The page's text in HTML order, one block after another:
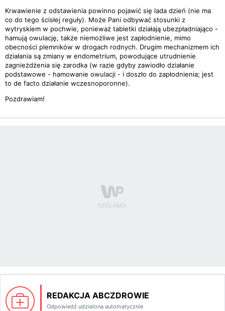
Krwawienie z odstawienia powinno pojawić się lada dzień (nie ma
co do tego ścisłej reguły). Może Pani odbywać stosunki z
wytryskiem w pochwie, ponieważ tabletki działają ubezpładniająco -
hamują owulację, także niemożliwe jest zapłodnienie, mimo
obecności plemników w drogach rodnych. Drugim mechanizmem ich
działania są zmiany w endometrium, powodujące utrudnienie
zagnieżdżenia się zarodka (w razie gdyby zawiodło działanie
podstawowe - hamowanie owulacji - i doszło do zapłodnienia; jest
to de facto działanie wczesnoporonne).
Pozdrawiam!
REDAKCJA ABCZDROWIE
Odpowiedź udzielona automatycznie